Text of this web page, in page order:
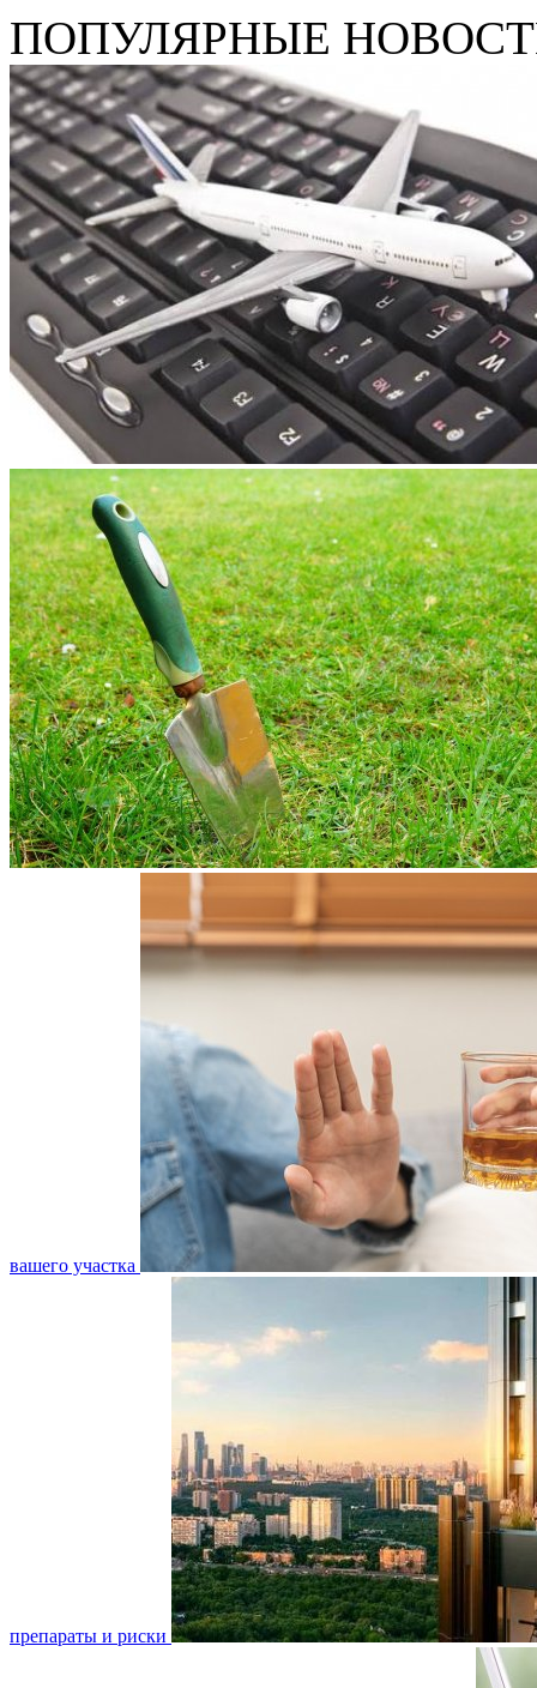
ПОПУЛЯРНЫЕ
вашего участка
препараты и риски